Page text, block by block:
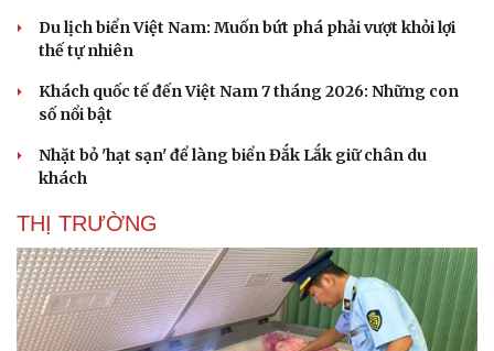
Du lịch biển Việt Nam: Muốn bứt phá phải vượt khỏi lợi
thế tự nhiên
Khách quốc tế đến Việt Nam 7 tháng 2026: Những con
số nổi bật
Nhặt bỏ 'hạt sạn' để làng biển Đắk Lắk giữ chân du
khách
THỊ TRƯỜNG